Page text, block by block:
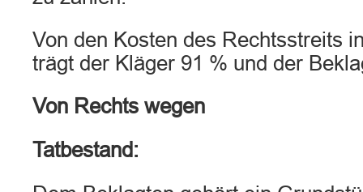
Von den Kosten des Rechtsstreits
trägt der Kläger 91 % und der
Von Rechts wegen
Tatbestand: